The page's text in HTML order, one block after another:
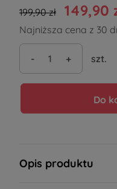
199,90 zł 149,90
Najniższa cena z 30
- + szt.
Do
Opis produktu